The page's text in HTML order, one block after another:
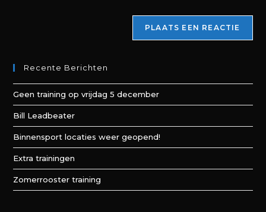
Recente Berichten
Geen training op vrijdag 5 december
Bill Leadbeater
Binnensport locaties weer geopend!
Extra trainingen
Zomerrooster training